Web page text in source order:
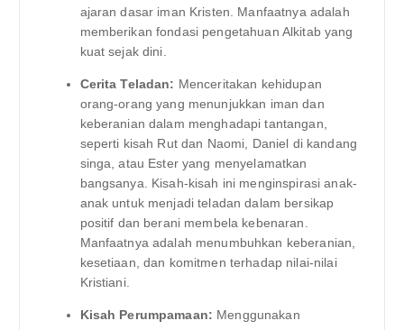
ajaran dasar iman Kristen. Manfaatnya adalah
memberikan fondasi pengetahuan Alkitab yang
kuat sejak dini.
Cerita Teladan: Menceritakan kehidupan
orang-orang yang menunjukkan iman dan
keberanian dalam menghadapi tantangan,
seperti kisah Rut dan Naomi, Daniel di kandang
singa, atau Ester yang menyelamatkan
bangsanya. Kisah-kisah ini menginspirasi anak-
anak untuk menjadi teladan dalam bersikap
positif dan berani membela kebenaran.
Manfaatnya adalah menumbuhkan keberanian,
kesetiaan, dan komitmen terhadap nilai-nilai
Kristiani.
Kisah Perumpamaan: Menggunakan